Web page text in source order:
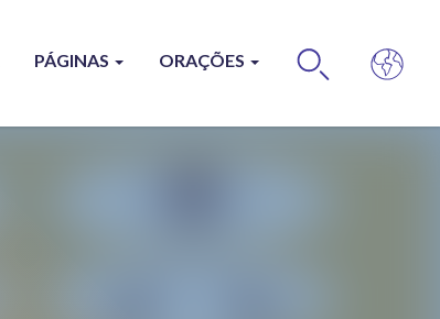
PÁGINAS ORAÇÕES